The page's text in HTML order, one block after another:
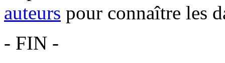
auteurs pour connaître les
- FIN -